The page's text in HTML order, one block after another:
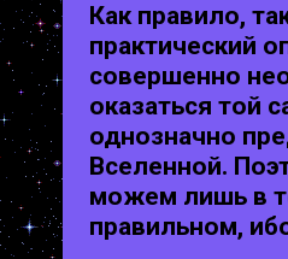
Как правило,
практический
совершенно
оказаться той
однозначно
Вселенной.
можем лишь в
правильном,